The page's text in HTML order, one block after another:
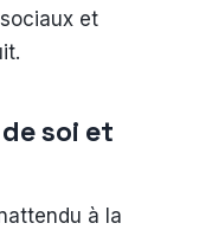
et
soi et
à la